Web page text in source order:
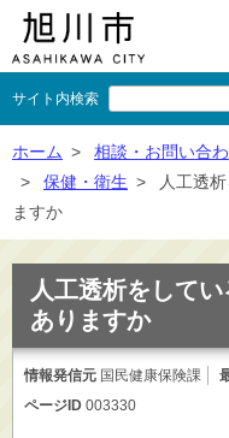
サイト内検索
ホーム > 相談・お問い合
>
保健・衛生 >
人工透
ますか
人工透析をして
ありますか
情報発信元 国民健康保険課
ページID 003330